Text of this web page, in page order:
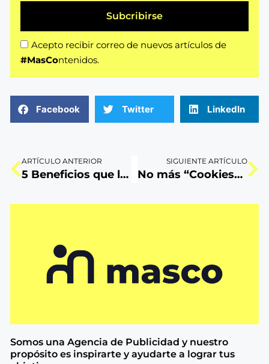
Acepto recibir correo de nuevos artículos de
#MasContenidos.
Subcribirse
Facebook Twitter LinkedIn
ARTÍCULO ANTERIOR
5 Beneficios que la metodología Lean UX brindará a tu marca
SIGUIENTE ARTÍCULO
No más “Cookies” para el 2023: ¿Anunciantes en apuros?
Somos una Agencia de Publicidad y nuestro
propósito es inspirarte y ayudarte a lograr tus